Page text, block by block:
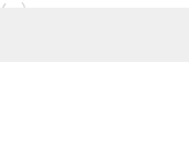
）
－－
内容により与信